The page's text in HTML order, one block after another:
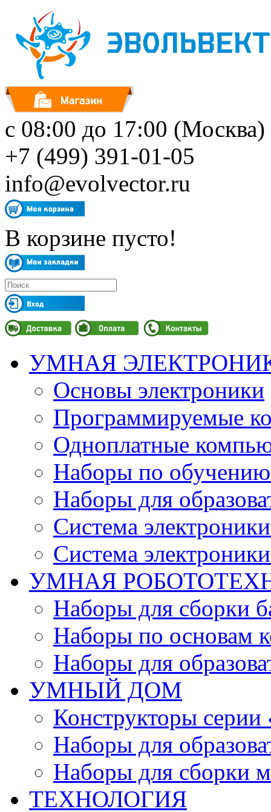
с 08:00 до 17:00 (Москва)
+7 (499) 391-01-05
info@evolvector.ru
В корзине пусто!
УМНАЯ
Основы электроники
Программируемые
Одноплатные
Наборы по
Наборы для
Система
Система
УМНАЯ
Наборы для сборки
Наборы по основам
Наборы для
УМНЫЙ ДОМ
Конструкторы
Наборы для
Наборы для сборки
ТЕХНОЛОГИЯ